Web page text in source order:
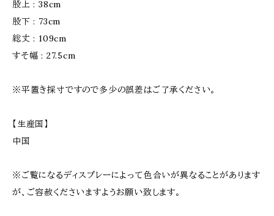
股上 : 38cm
股下 : 73cm
総丈 : 109cm
すそ幅 : 27.5cm
※平置き採寸ですので多少の誤差はご了承ください。
【生産国】
中国
※ご覧になるディスプレーによって色合いが異なることがあります
が、ご容赦くださいますようお願い致します。